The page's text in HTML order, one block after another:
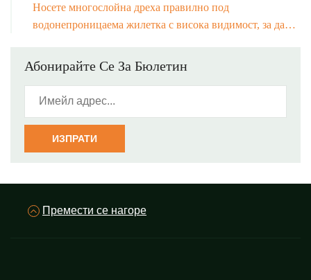
Носете многослойна дреха правилно под
водонепроницаема жилетка с висока видимост, за да
Абонирайте Се За Бюлетин
ИЗПРАТИ
Премести се нагоре